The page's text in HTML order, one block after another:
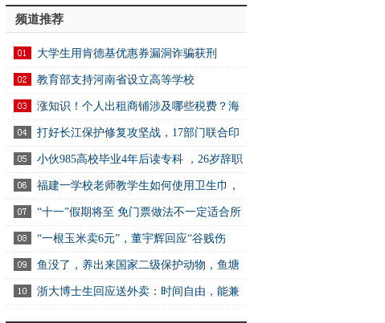
降1%，租赁市场量价齐跌
庆消防总队：没接到通知
频道推荐
大学生用肯德基优惠券漏洞诈骗获刑
教育部支持河南省设立高等学校
涨知识！个人出租商铺涉及哪些税费？海
口税务告诉你
打好长江保护修复攻坚战，17部门联合印
发行动方案小伙985高校毕业4年后读专科 ，26岁辞职
回家备战高考
福建一学校老师教学生如何使用卫生巾，
男生也举手上台学习
“十一”假期将至 免门票做法不一定适合所
有景区“一根玉米卖6元”，董宇辉回应“谷贱伤
农”犯了两个逻辑错误
鱼没了，养出来国家二级保护动物，鱼塘
主该找谁赔？
浙大博士生回应送外卖：时间自由，能兼